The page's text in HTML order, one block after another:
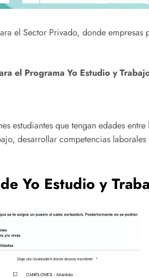
el Sector Privado, donde empresas
el Programa Yo Estudio y
estudiantes que tengan edades
desarrollar competencias
Yo Estudio y